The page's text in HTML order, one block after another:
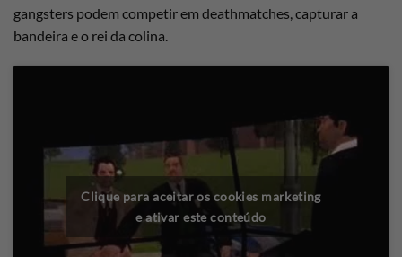
gangsters podem competir em deathmatches, capturar a
bandeira e o rei da colina.
Clique para aceitar os cookies marketing
e ativar este conteúdo